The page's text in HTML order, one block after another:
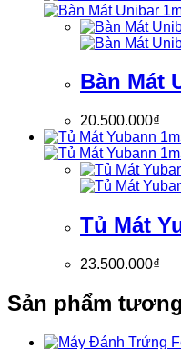
Bàn Mát
20.500.000₫
Tủ Mát
23.500.000₫
Sản phẩm